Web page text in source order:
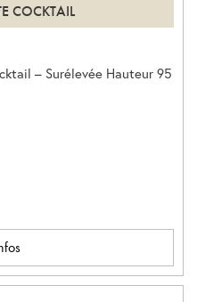
COCKTAIL
– Surélevée Hauteur 95